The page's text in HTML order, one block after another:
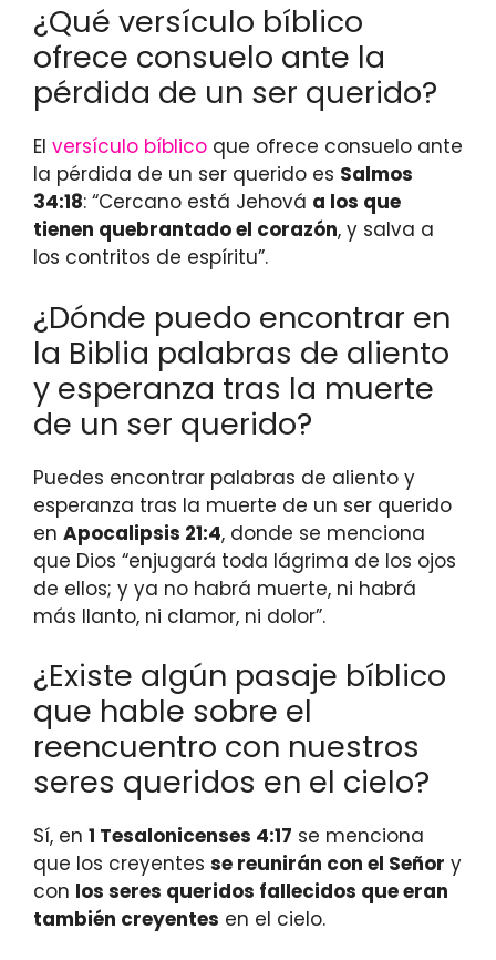
¿Qué versículo bíblico
ofrece consuelo ante la
pérdida de un ser querido?
El versículo bíblico que ofrece consuelo ante
la pérdida de un ser querido es Salmos
34:18: “Cercano está Jehová a los que
tienen quebrantado el corazón, y salva a
los contritos de espíritu”.
¿Dónde puedo encontrar en
la Biblia palabras de aliento
y esperanza tras la muerte
de un ser querido?
Puedes encontrar palabras de aliento y
esperanza tras la muerte de un ser querido
en Apocalipsis 21:4, donde se menciona
que Dios “enjugará toda lágrima de los ojos
de ellos; y ya no habrá muerte, ni habrá
más llanto, ni clamor, ni dolor”.
¿Existe algún pasaje bíblico
que hable sobre el
reencuentro con nuestros
seres queridos en el cielo?
Sí, en 1 Tesalonicenses 4:17 se menciona
que los creyentes se reunirán con el Señor y
con los seres queridos fallecidos que eran
también creyentes en el cielo.